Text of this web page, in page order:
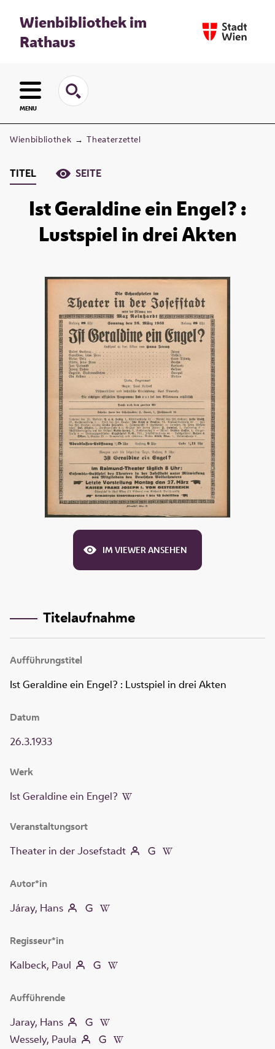
Wienbibliothek im
Rathaus
MENU
Wienbibliothek → Theaterzettel
TITEL SEITE
Ist Geraldine ein Engel? :
Lustspiel in drei Akten
IM VIEWER ANSEHEN
Titelaufnahme
Aufführungstitel
Ist Geraldine ein Engel? : Lustspiel in drei Akten
Autor*in
Járay, Hans
Regisseur*in
Kalbeck, Paul
Veranstaltungsort
Theater in der Josefstadt
Aufführende
Jaray, Hans
Wessely, Paula
Datum
26.3.1933
Werk
Ist Geraldine ein Engel?